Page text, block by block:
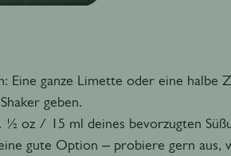
Eine ganze Limette oder eine halbe
geben.
½ oz / 15 ml deines bevorzugten
gute Option – probiere gern aus,